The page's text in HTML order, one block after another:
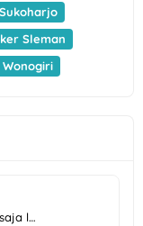
Sleman
Wonogiri
l…